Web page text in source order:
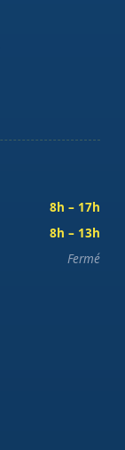
8h – 17h
8h – 13h
Fermé